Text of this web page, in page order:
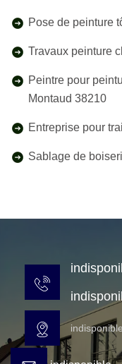
Pose de peinture
Travaux peinture
Peintre pour
Montaud 38210
Entreprise pour
Sablage de
indisponible